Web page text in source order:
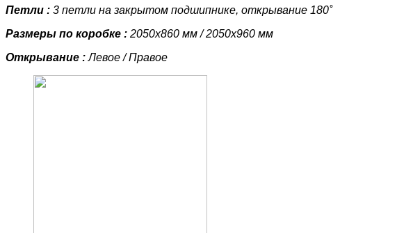
Петли : 3 петли на закрытом подшипнике, открывание 180˚
Размеры по коробке : 2050х860 мм / 2050х960 мм
Открывание :Левое / Правое